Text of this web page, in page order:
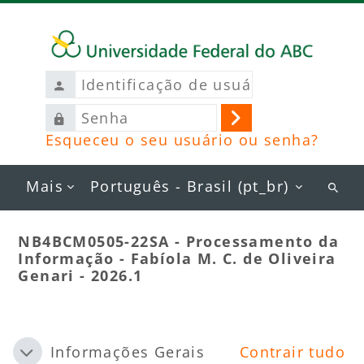
Ir para o conteúdo principal
Identificação
de
usuário
Senha
Acessar
Esqueceu o seu usuário ou senha?
Mais Português - Brasil ‎(pt_br)‎
NB4BCM0505-22SA - Processamento da
Informação - Fabíola M. C. de Oliveira
Genari - 2026.1
Contorno da seção
ContrairInformações Gerais Contrair tudo